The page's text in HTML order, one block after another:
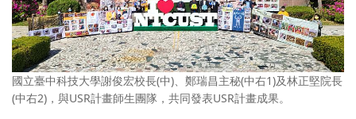
國立臺中科技大學謝俊宏校長(中)、鄭瑞昌主秘(中右1)及林正堅院長
(中右2)，與USR計畫師生團隊，共同發表USR計畫成果。